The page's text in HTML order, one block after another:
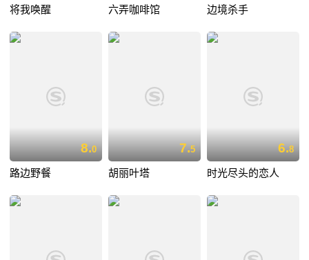
将我唤醒 六弄咖啡馆 边境杀手
8.0
路边野餐
7.5
胡丽叶塔
6.8
时光尽头的恋人